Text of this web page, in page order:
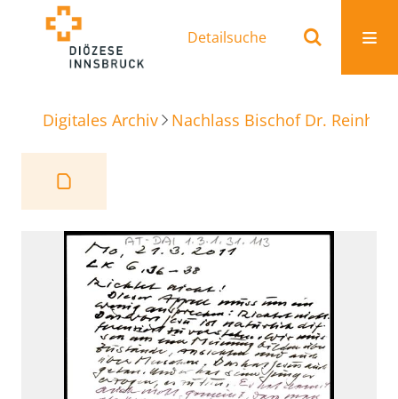
Detailsuche
Digitales Archiv Nachlass Bischof Dr.